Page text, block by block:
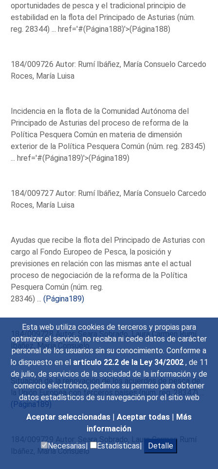
Esta web utiliza cookies de terceros y propias para
optimizar el servicio, no recaba ni cede datos de carácter
personal de los usuarios sin su conocimiento. Conforme a
lo dispuesto en el artículo 22.2 de la Ley 34/2002 , de 11
de julio, de servicios de la sociedad de la información y de
comercio electrónico, pedimos su permiso para obtener
datos estadísticos de su navegación por el sitio web
Aceptar seleccionadas | Aceptar todas | Más
información
Necesarias|
Estadísticas| Detalle
oportunidades de pesca y el tradicional principio de
estabilidad en la flota del Principado de Asturias (núm.
reg. 28344) ...href='#(Página188)'>(Página188)
184/009726 Autor: Rumí Ibáñez, María Consuelo Carcedo
Roces, María Luisa
Incidencia en la flota de la Comunidad Autónoma del
Principado de Asturias del proceso de reforma de la
Política Pesquera Común en materia de dimensión
exterior de la Política Pesquera Común (núm. reg. 28345)
...href='#(Página189)'>(Página189)
184/009727 Autor: Rumí Ibáñez, María Consuelo Carcedo
Roces, María Luisa
Ayudas que recibe la flota del Principado de Asturias con
cargo al Fondo Europeo de Pesca, la posición y
previsiones en relación con las mismas ante el actual
proceso de negociación de la reforma de la Política
Pesquera Común (núm. reg.
28346) ...(Página189)
184/009728 Autor: Seara Sobrado, Laura Carmen Rumí
Ibáñez, María Consuelo
Situación de la renovación de los acuerdos de pesca de
la Unión Europea con terceros países (núm. reg. 28347) ...
(Página189)
184/009729 Autor: Seara Sobrado, Laura Carmen Rumí
Ibáñez, María Consuelo